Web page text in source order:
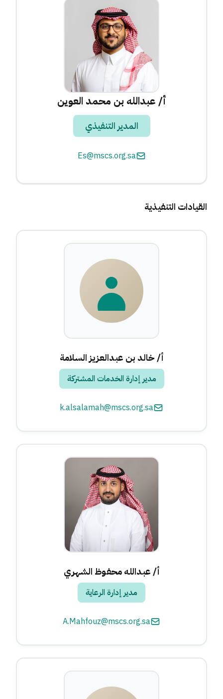
تبرع الآن
أ/ عبدالله بن محمد العوين
المدير التنفيذي
Es@mscs.org.sa
القيادات التنفيذية
أ/ خالد بن عبدالعزيز السلامة
مدير إدارة الخدمات المشتركة
k.alsalamah@mscs.org.sa
أ/ عبدالله محفوظ الشهري
مدير إدارة الرعاية
A.Mahfouz@mscs.org.sa